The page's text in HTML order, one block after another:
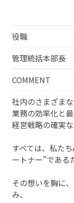
役職
管理統括本部長
COMMENT
社内のさまざま
業務の効率化と
経営戦略の確実
すべては、私た
ートナー”である
その想いを胸に
み、